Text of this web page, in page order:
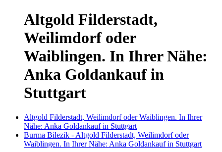
Altgold Filderstadt,
Weilimdorf oder
Waiblingen. In Ihrer Nähe:
Anka Goldankauf in
Stuttgart
Altgold Filderstadt, Weilimdorf oder Waiblingen. In Ihrer
Nähe: Anka Goldankauf in Stuttgart
Burma Bilezik - Altgold Filderstadt, Weilimdorf oder
Waiblingen. In Ihrer Nähe: Anka Goldankauf in Stuttgart